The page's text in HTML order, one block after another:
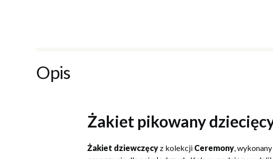
Opis
Żakiet pikowany
Żakiet dziewczęcyz kolekcji Ceremony,